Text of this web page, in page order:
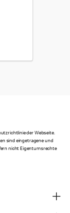
der Webseite.
sind eingetragene und
nicht Eigentumsrechte